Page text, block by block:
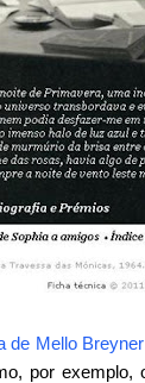
de Mello
por exemplo,